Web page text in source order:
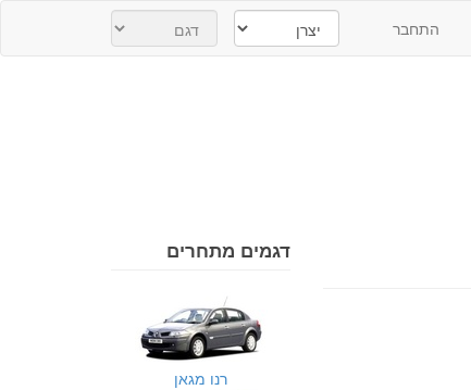
התחבר
דגמים מתחרים
רנו מגאן